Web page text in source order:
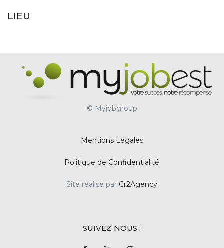
LIEU
© Myjobgroup
Mentions Légales
Politique de Confidentialité
Site réalisé par Cr2Agency
SUIVEZ NOUS :